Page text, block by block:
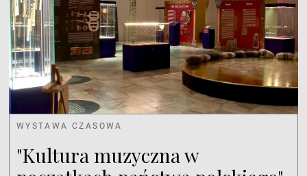
WYSTAWA CZASOWA
"Kultura muzyczna w